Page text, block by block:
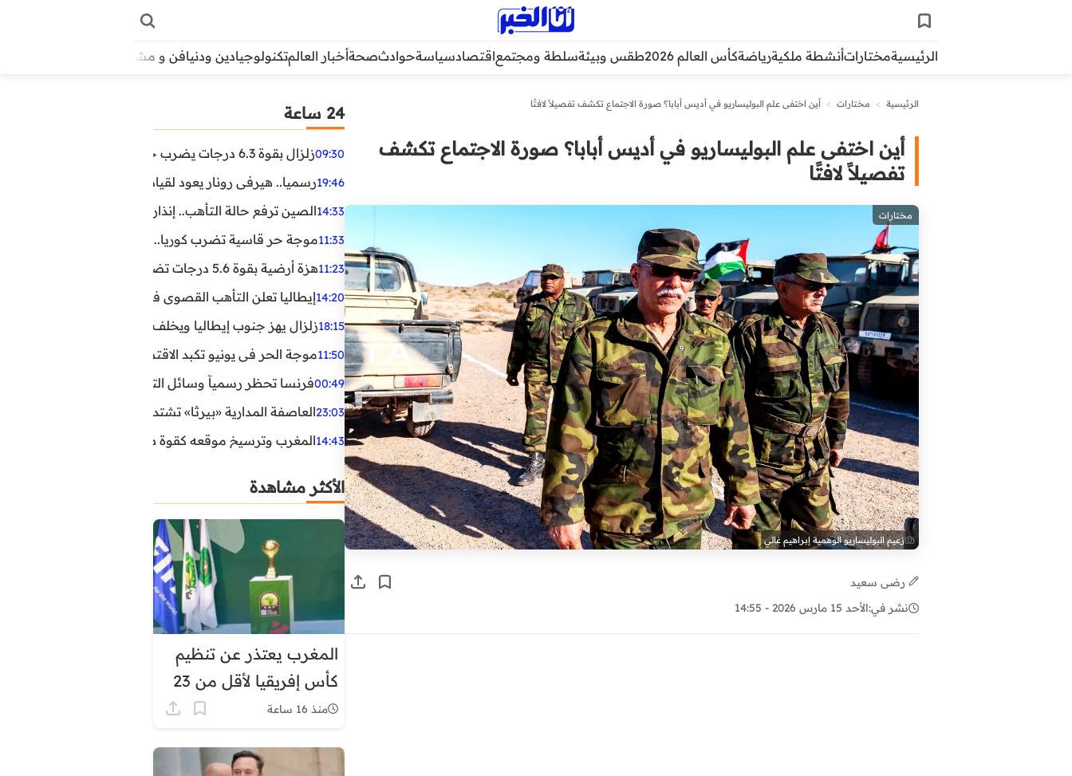
الرئيسيةمختاراتأنشطة ملكيةرياضةكأس العالم 2026 طقس وبيئةسلطة ومجتمعاقتصادسياسةحوادثصحةأخبار العالمتكنولوجيادين ودنيافن و مشاهير
الرئيسية > مختارات > أين اختفى علم البوليساريو في أديس أبابا؟ صورة الاجتماع تكشف تفصيلاً لافتًا
أين اختفى علم البوليساريو في أديس أبابا؟ صورة الاجتماع تكشف
تفصيلاً لافتًا
مختارات
زعيم البوليساريو الوهمية إبراهيم غالي
رضى سعيد
نشر في:الأحد 15 مارس 2026 - 14:55
24 ساعة
09:30زلزال بقوة 6.3 درجات يضرب جنوب الفلبين.. ولا تحذير من تسونامي حتى الآن
19:46رسميا.. هيرفي رونار يعود لقيادة منتخب كوت ديفوار
14:33الصين ترفع حالة التأهب.. إنذاران جديدان بسبب الأمطار
11:33موجة حر قاسية تضرب كوريا.. وفيات وإصابات ونفوق مئات
11:23هزة أرضية بقوة 5.6 درجات تضرب مصر
14:20إيطاليا تعلن التأهب القصوى في 23 مدينة بسبب موجة حر شديدة
18:15زلزال يهز جنوب إيطاليا ويخلف عشرات الجرحى
11:50موجة الحر في يونيو تكبد الاقتصاد البريطاني خسائر تجاوزت 1.5 مليار
00:49فرنسا تحظر رسمياً وسائل التواصل الاجتماعي على القاصرين
23:03العاصفة المدارية «بيرثا» تشتد وتقترب من سواحل
14:43المغرب وترسيخ موقعه كقوة طاقية إقليمية
الأكثر مشاهدة
المغرب يعتذر عن تنظيم
كأس إفريقيا لأقل من 23
سنة
منذ 16 ساعة